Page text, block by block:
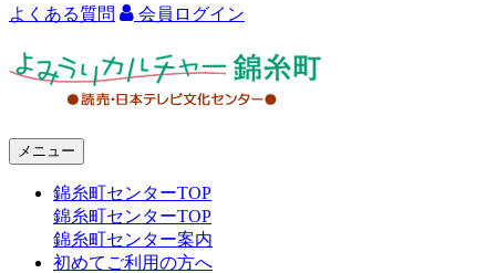
よくある質問 会員ログイン
メニュー
錦糸町センターTOP
錦糸町センターTOP
錦糸町センター案内
初めてご利用の方へ